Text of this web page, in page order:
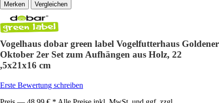
Vergleichen
Vogelhaus dobar green label Vogelfutterhaus Goldener
Oktober 2er Set zum Aufhängen aus Holz, 22
,5x21x16 cm
Erste Bewertung schreiben